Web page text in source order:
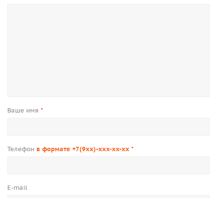
Ваше имя *
Телефон в формате +7(9xx)-xxx-xx-xx *
E-mail